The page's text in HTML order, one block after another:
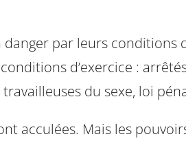
par leurs conditions
d’exercice :
du sexe, loi
acculées. Mais les